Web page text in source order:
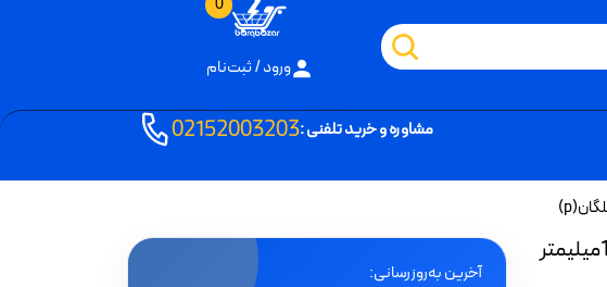
0
ورود / ثبت‌نام
مشاوره و خرید تلفنی :02152003203
پیچ و مهره یکسر رزوه 300*16میلیمتر
آخرین به‌روزرسانی: